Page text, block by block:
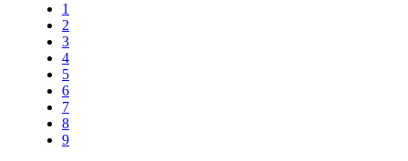
1
2
3
4
5
6
7
8
9